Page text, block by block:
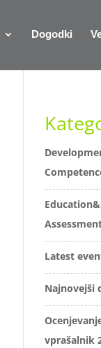
Dogodki
Latest
Najnovejši
vprašalnik